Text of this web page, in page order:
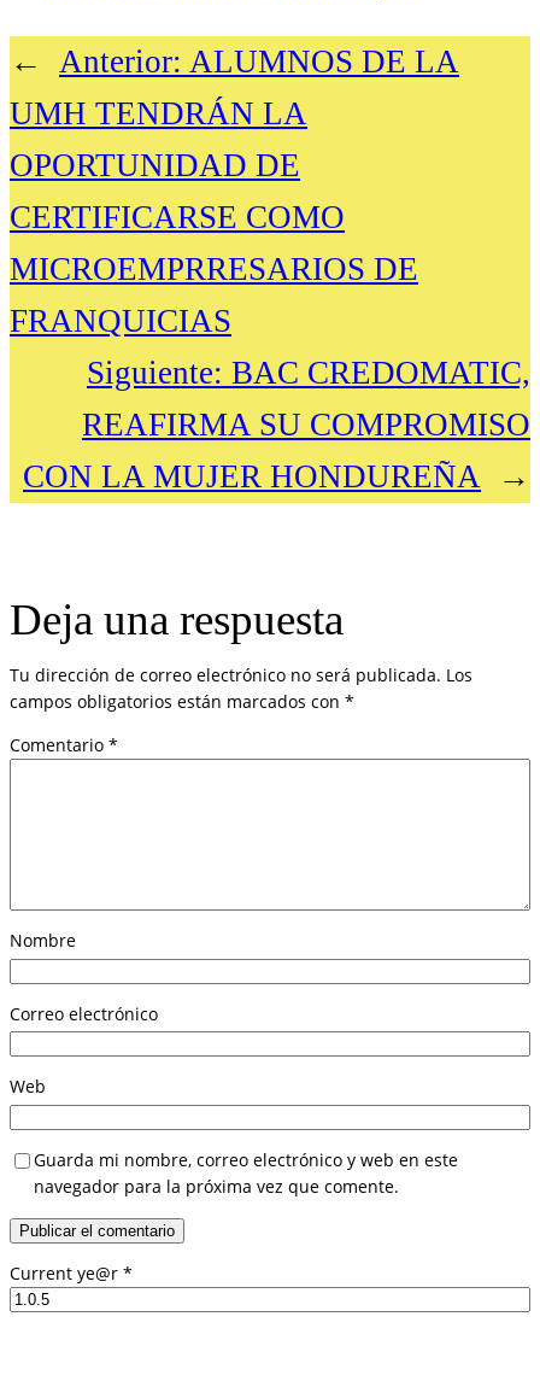
← Anterior: ALUMNOS DE LA
UMH TENDRÁN LA
OPORTUNIDAD DE
CERTIFICARSE COMO
MICROEMPRRESARIOS DE
FRANQUICIAS
Siguiente: BAC CREDOMATIC,
REAFIRMA SU COMPROMISO
CON LA MUJER HONDUREÑA
→
Deja una respuesta
Tu dirección de correo electrónico no será publicada. Los
campos obligatorios están marcados con *
Comentario *
Nombre
Correo electrónico
Web
Guarda mi nombre, correo electrónico y web en este
navegador para la próxima vez que comente.
Current ye@r *